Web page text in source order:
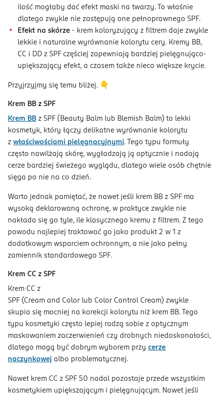
ilość mogłaby dać efekt maski na twarzy. To właśnie
dlatego zwykle nie zastępują one pełnoprawnego SPF.
Efekt na skórze - krem koloryzujący z filtrem daje zwykle
lekkie i naturalne wyrównanie kolorytu cery. Kremy BB,
CC i DD z SPF częściej zapewniają bardziej pielęgnująco-
upiększający efekt, a czasem także nieco większe krycie.
Przyjrzyjmy się temu bliżej. 👇
Krem BB z SPF
Krem BB z SPF (Beauty Balm lub Blemish Balm) to lekki
kosmetyk, który łączy delikatne wyrównanie kolorytu
z właściwościami pielęgnacyjnymi. Tego typu formuły
często nawilżają skórę, wygładzają ją optycznie i nadają
cerze bardziej świeżego wyglądu, dlatego wiele osób chętnie
sięga po nie na co dzień.
Warto jednak pamiętać, że nawet jeśli krem BB z SPF ma
wysoką deklarowaną ochronę, w praktyce zwykle nie
nakłada się go tyle, ile klasycznego kremu z filtrem. Z tego
powodu najlepiej traktować go jako produkt 2 w 1 z
dodatkowym wsparciem ochronnym, a nie jako pełny
zamiennik standardowego SPF.
Krem CC z SPF
Krem CC z
SPF (Cream and Color lub Color Control Cream) zwykle
skupia się mocniej na korekcji kolorytu niż krem BB. Tego
typu kosmetyki często lepiej radzą sobie z optycznym
maskowaniem zaczerwienień czy drobnych niedoskonałości,
dlatego mogą być dobrym wyborem przy cerze
naczynkowej albo problematycznej.
Nawet krem CC z SPF 50 nadal pozostaje przede wszystkim
kosmetykiem upiększającym i pielęgnującym. Nawet jeśli